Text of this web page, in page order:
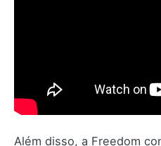
Além disso, a Freedom